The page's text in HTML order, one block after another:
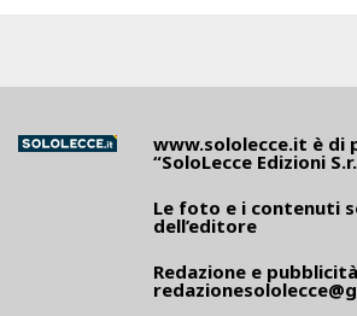
www.sololecce.it è di
“SoloLecce Edizioni
Le foto e i contenuti
dell’editore
Redazione e